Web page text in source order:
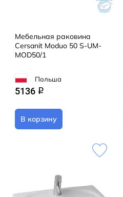
Мебельная раковина
Cersanit Moduo 50 S-UM-
MOD50/1
Польша
5136 q
В корзину